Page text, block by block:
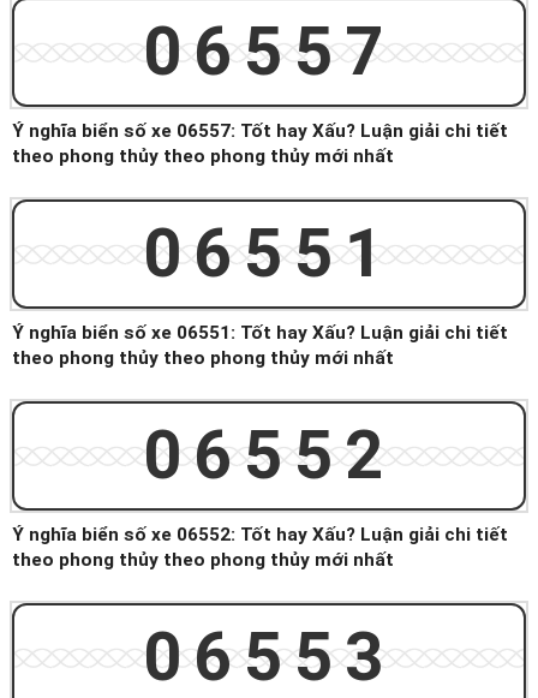
06557
Ý nghĩa biển số xe 06557: Tốt hay Xấu? Luận giải chi tiết
theo phong thủy theo phong thủy mới nhất
06551
Ý nghĩa biển số xe 06551: Tốt hay Xấu? Luận giải chi tiết
theo phong thủy theo phong thủy mới nhất
06552
Ý nghĩa biển số xe 06552: Tốt hay Xấu? Luận giải chi tiết
theo phong thủy theo phong thủy mới nhất
06553